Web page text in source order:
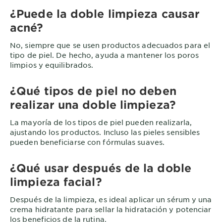
¿Puede la doble limpieza causar
acné?
No, siempre que se usen productos adecuados para el
tipo de piel. De hecho, ayuda a mantener los poros
limpios y equilibrados.
¿Qué tipos de piel no deben
realizar una doble limpieza?
La mayoría de los tipos de piel pueden realizarla,
ajustando los productos. Incluso las pieles sensibles
pueden beneficiarse con fórmulas suaves.
¿Qué usar después de la doble
limpieza facial?
Después de la limpieza, es ideal aplicar un sérum y una
crema hidratante para sellar la hidratación y potenciar
los beneficios de la rutina.